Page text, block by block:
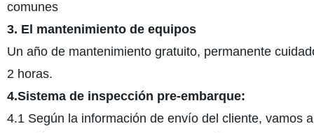
comunes
3. El mantenimiento de equipos
Un año de mantenimiento gratuito, permanente
2 horas.
4.Sistema de inspección pre-embarque:
4.1 Según la información de envío del cliente, vamos